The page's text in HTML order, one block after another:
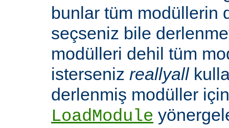
bunlar tüm modüllerin
seçseniz bile
modülleri dehil tüm
isterseniz reallyall
derlenmiş modüller
LoadModule